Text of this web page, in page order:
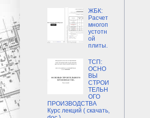
ЖБК:
Расчет
многоп
устотн
ой
плиты.
ТСП:
ОСНО
ВЫ
СТРОИ
ТЕЛЬН
ОГО
ПРОИЗВОДСТВА
Курс лекций ( скачать,